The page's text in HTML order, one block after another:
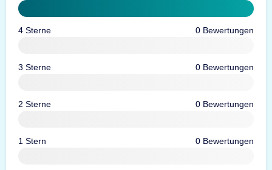
4 Sterne 0 Bewertungen
3 Sterne 0 Bewertungen
2 Sterne 0 Bewertungen
1 Stern 0 Bewertungen